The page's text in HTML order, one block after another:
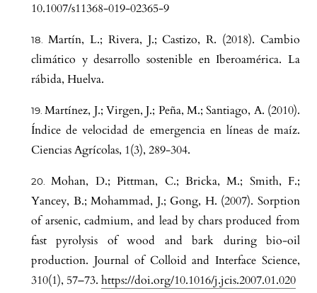
10.1007/s11368-019-02365-9
Martín, L.; Rivera, J.; Castizo, R. (2018). Cambio
climático y desarrollo sostenible en Iberoamérica. La
rábida, Huelva.
Martínez, J.; Virgen, J.; Peña, M.; Santiago, A. (2010).
Índice de velocidad de emergencia en líneas de maíz.
Ciencias Agrícolas, 1(3), 289-304.
Mohan, D.; Pittman, C.; Bricka, M.; Smith, F.;
Yancey, B.; Mohammad, J.; Gong, H. (2007). Sorption
of arsenic, cadmium, and lead by chars produced from
fast pyrolysis of wood and bark during bio-oil
production. Journal of Colloid and Interface Science,
310(1), 57–73. https://doi.org/10.1016/j.jcis.2007.01.020